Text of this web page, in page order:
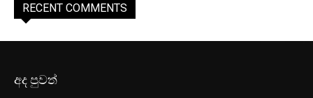
RECENT COMMENTS
අද පුවත්